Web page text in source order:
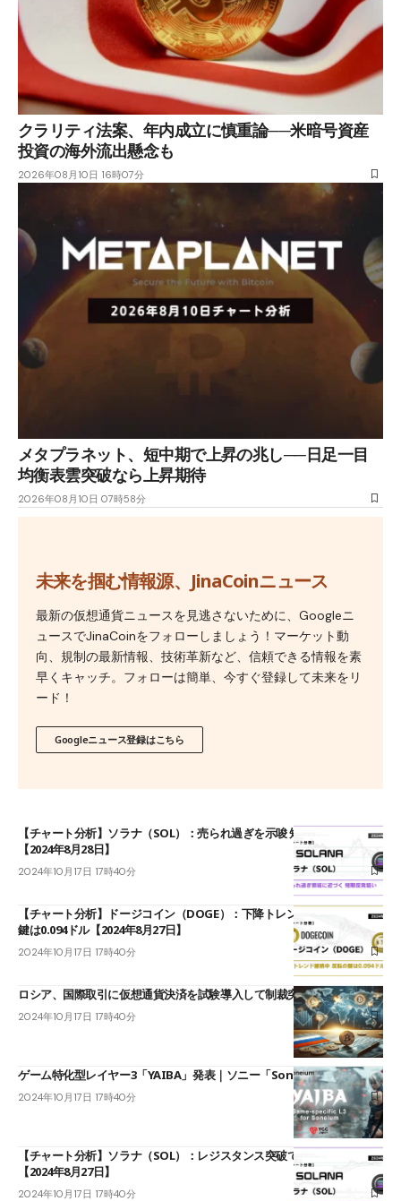
クラリティ法案、年内成立に慎重論──米暗号資産
投資の海外流出懸念も
2026年08月10日 16時07分
メタプラネット、短中期で上昇の兆し──日足一目
均衡表雲突破なら上昇期待
2026年08月10日 07時58分
未来を掴む情報源、JinaCoinニュース
最新の仮想通貨ニュースを見逃さないために、Googleニ
ュースでJinaCoinをフォローしましょう！マーケット動
向、規制の最新情報、技術革新など、信頼できる情報を素
早くキャッチ。フォローは簡単、今すぐ登録して未来をリ
ード！
Googleニュース登録はこちら
【チャート分析】ソラナ（SOL）：売られ過ぎを示唆 短期反発狙い
【2024年8月28日】
2024年10月17日 17時40分
【チャート分析】ドージコイン（DOGE）：下降トレンド継続中 反転の
鍵は0.094ドル【2024年8月27日】
2024年10月17日 17時40分
ロシア、国際取引に仮想通貨決済を試験導入して制裁突破へ
2024年10月17日 17時40分
ゲーム特化型レイヤー3「YAIBA」発表｜ソニー「Soneium」上で展開
2024年10月17日 17時40分
【チャート分析】ソラナ（SOL）：レジスタンス突破できず 調整局面か
【2024年8月27日】
2024年10月17日 17時40分